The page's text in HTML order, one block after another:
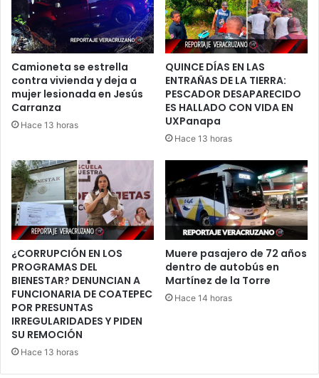
Camioneta se estrella
contra vivienda y deja a
mujer lesionada en Jesús
Carranza
Hace 13 horas
QUINCE DÍAS EN LAS
ENTRAÑAS DE LA TIERRA:
PESCADOR DESAPARECIDO
ES HALLADO CON VIDA EN
UXPanapa
Hace 13 horas
¿CORRUPCIÓN EN LOS
PROGRAMAS DEL
BIENESTAR? DENUNCIAN A
FUNCIONARIA DE COATEPEC
POR PRESUNTAS
IRREGULARIDADES Y PIDEN
SU REMOCIÓN
Hace 13 horas
Muere pasajero de 72 años
dentro de autobús en
Martínez de la Torre
Hace 14 horas